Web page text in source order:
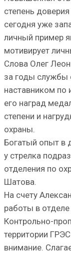
степень
сегодня уже
личный пример
мотивирует
Слова Олег
за годы службы
наставником по
его наград
степени и
охраны.
Богатый опыт в
у стрелка
отделения по
Шатова.
На счету
работы в
Контрольно-
территории
внимание.